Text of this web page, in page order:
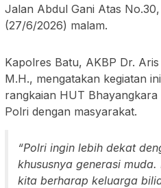
Jalan Abdul Gani Atas
(27/6/2026) malam.
Kapolres Batu, AKBP Dr.
M.H., mengatakan kegiatan
rangkaian HUT
Polri dengan masyarakat.
“Polri ingin lebih dekat
khususnya generasi
kita berharap keluarga